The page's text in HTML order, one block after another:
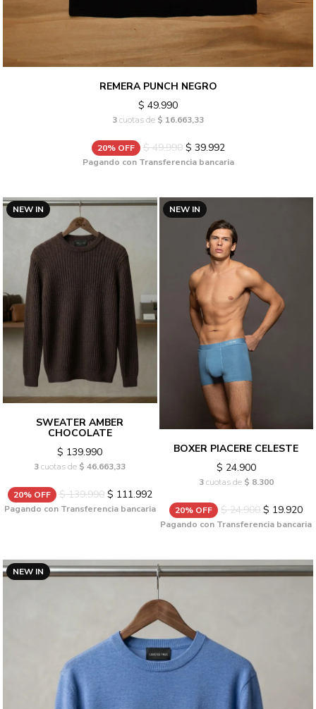
REMERA PUNCH NEGRO
$ 49.990
3cuotas de $ 16.663,33
20% OFF $ 49.990$ 39.992
Pagando con Transferencia bancaria
NEW IN
SWEATER AMBER
CHOCOLATE
$ 139.990
3cuotas de $ 46.663,33
20% OFF $ 139.990$ 111.992
Pagando con Transferencia bancaria
NEW IN
BOXER PIACERE CELESTE
$ 24.900
3cuotas de $ 8.300
20% OFF $ 24.900 $ 19.920
Pagando con Transferencia bancaria
NEW IN